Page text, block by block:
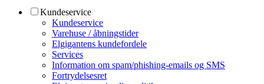
Kundeservice
Kundeservice
Varehuse / åbningstider
Elgigantens kundefordele
Services
Information om spam/phishing-emails og SMS
Fortrydelsesret